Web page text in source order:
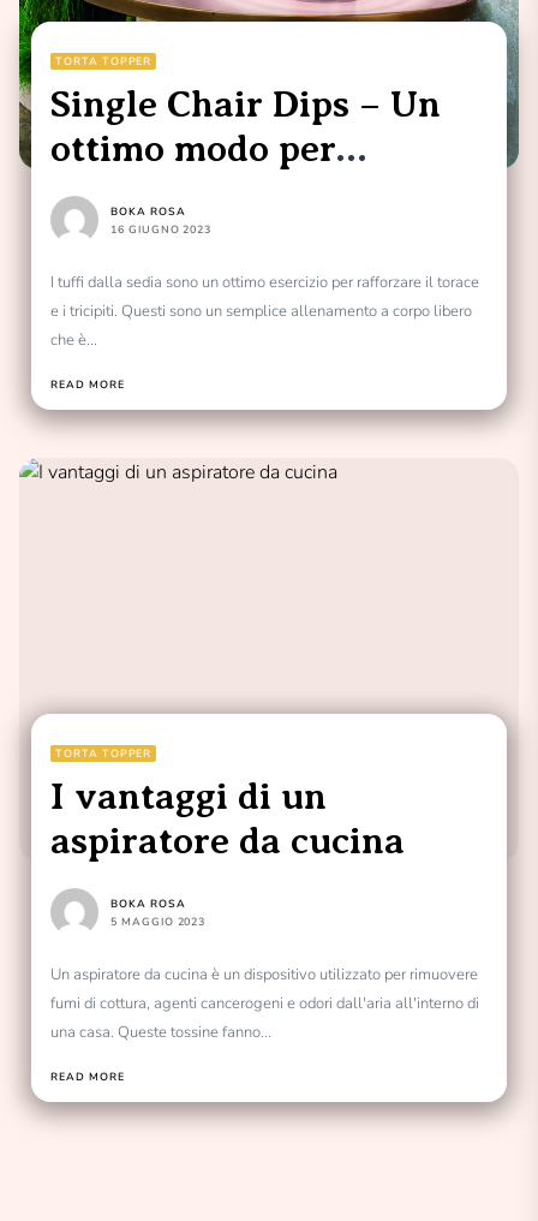
TORTA TOPPER
Single Chair Dips – Un
ottimo modo per
rafforzare petto e
tricipiti
BOKA ROSA
16 GIUGNO 2023
I tuffi dalla sedia sono un ottimo esercizio per rafforzare il torace
e i tricipiti. Questi sono un semplice allenamento a corpo libero
che è...
READ MORE
TORTA TOPPER
I vantaggi di un
aspiratore da cucina
BOKA ROSA
5 MAGGIO 2023
Un aspiratore da cucina è un dispositivo utilizzato per rimuovere
fumi di cottura, agenti cancerogeni e odori dall'aria all'interno di
una casa. Queste tossine fanno...
READ MORE